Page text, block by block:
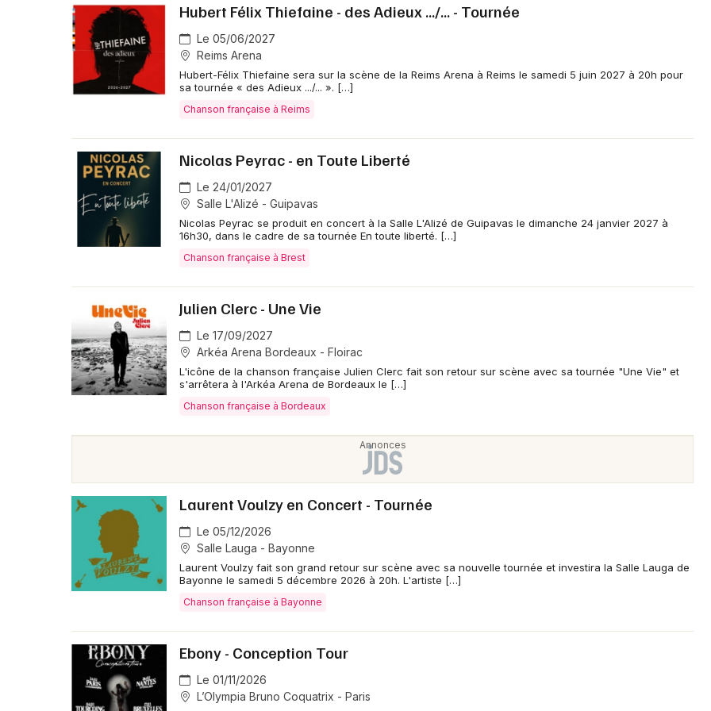
Hubert Félix Thiefaine - des Adieux .../... - Tournée
Le 05/06/2027
Reims Arena
Hubert-Félix Thiefaine sera sur la scène de la Reims Arena à Reims le samedi 5 juin 2027 à 20h pour
sa tournée « des Adieux .../... ». […]
Chanson française à Reims
Nicolas Peyrac - en Toute Liberté
Le 24/01/2027
Salle L'Alizé - Guipavas
Nicolas Peyrac se produit en concert à la Salle L'Alizé de Guipavas le dimanche 24 janvier 2027 à
16h30, dans le cadre de sa tournée En toute liberté. […]
Chanson française à Brest
Julien Clerc - Une Vie
Le 17/09/2027
Arkéa Arena Bordeaux - Floirac
L'icône de la chanson française Julien Clerc fait son retour sur scène avec sa tournée "Une Vie" et
s'arrêtera à l'Arkéa Arena de Bordeaux le […]
Chanson française à Bordeaux
Laurent Voulzy en Concert - Tournée
Le 05/12/2026
Salle Lauga - Bayonne
Laurent Voulzy fait son grand retour sur scène avec sa nouvelle tournée et investira la Salle Lauga de
Bayonne le samedi 5 décembre 2026 à 20h. L'artiste […]
Chanson française à Bayonne
Ebony - Conception Tour
Le 01/11/2026
L’Olympia Bruno Coquatrix - Paris